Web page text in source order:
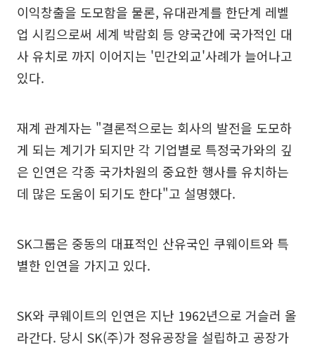
이익창출을 도모함을 물론, 유대관계를 한단계 레벨
업 시킴으로써 세계 박람회 등 양국간에 국가적인 대
사 유치로 까지 이어지는 '민간외교'사례가 늘어나고
있다.
재계 관계자는 "결론적으로는 회사의 발전을 도모하
게 되는 계기가 되지만 각 기업별로 특정국가와의 깊
은 인연은 각종 국가차원의 중요한 행사를 유치하는
데 많은 도움이 되기도 한다"고 설명했다.
SK그룹은 중동의 대표적인 산유국인 쿠웨이트와 특
별한 인연을 가지고 있다.
SK와 쿠웨이트의 인연은 지난 1962년으로 거슬러 올
라간다. 당시 SK(주)가 정유공장을 설립하고 공장가